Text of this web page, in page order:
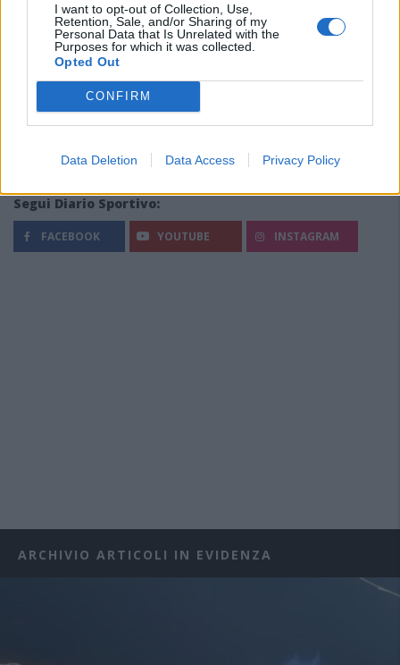
I want to opt-out of Collection, Use,
Retention, Sale, and/or Sharing of my
Personal Data that Is Unrelated with the
Purposes for which it was collected.
Opted Out
CONFIRM
Data Deletion Data Access Privacy Policy
Segui Diario Sportivo:
FACEBOOK YOUTUBE INSTAGRAM
ARCHIVIO ARTICOLI IN EVIDENZA